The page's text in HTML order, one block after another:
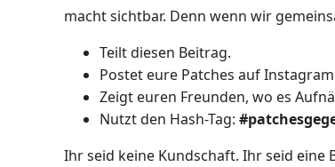
macht sichtbar. Denn wenn wir
Teilt diesen Beitrag.
Postet eure Patches auf
Zeigt euren Freunden, wo es
Nutzt den Hash-Tag:
Ihr seid keine Kundschaft. Ihr seid eine